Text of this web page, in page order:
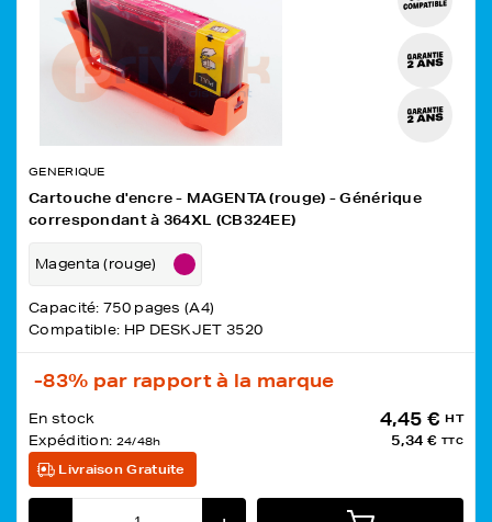
GENERIQUE
Cartouche d'encre - MAGENTA (rouge) - Générique
correspondant à 364XL (CB324EE)
Magenta (rouge)
Capacité: 750 pages (A4)
Compatible: HP DESKJET 3520
-83% par rapport à la marque
En stock
Expédition: 24/48h
4,45 € HT
5,34 € TTC
Livraison Gratuite